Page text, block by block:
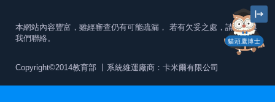
貓頭鷹博士
本網站內容豐富，雖經審查仍有可能疏漏， 若有欠妥之處，請隨時與
我們聯絡。
Copyright©2014教育部 丨系統維運廠商：卡米爾有限公司